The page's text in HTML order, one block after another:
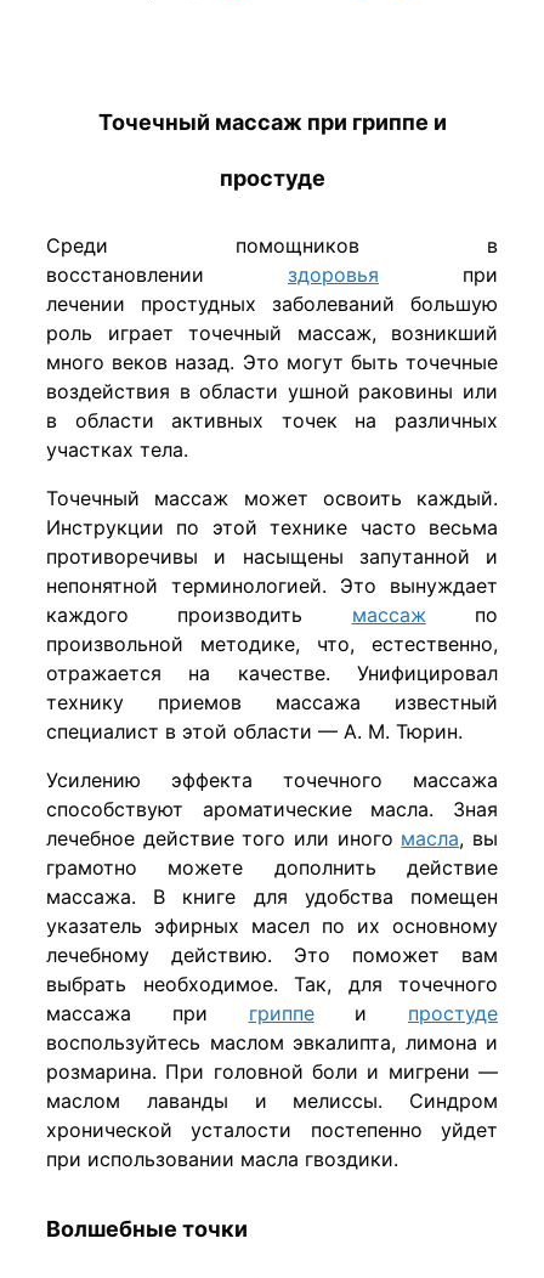
Точечный массаж при гриппе и
простуде
Среди помощников в
восстановлении здоровья при
лечении простудных заболеваний большую
роль играет точечный массаж, возникший
много веков назад. Это могут быть точечные
воздействия в области ушной раковины или
в области активных точек на различных
участках тела.
Точечный массаж может освоить каждый.
Инструкции по этой технике часто весьма
противоречивы и насыщены запутанной и
непонятной терминологией. Это вынуждает
каждого производить массажпо
произвольной методике, что, естественно,
отражается на качестве. Унифицировал
технику приемов массажа известный
специалист в этой области — А. М. Тюрин.
Усилению эффекта точечного массажа
способствуют ароматические масла. Зная
лечебное действие того или иного масла, вы
грамотно можете дополнить действие
массажа. В книге для удобства помещен
указатель эфирных масел по их основному
лечебному действию. Это поможет вам
выбрать необходимое. Так, для точечного
массажа при гриппеи простуде
воспользуйтесь маслом эвкалипта, лимона и
розмарина. При головной боли и мигрени —
маслом лаванды и мелиссы. Синдром
хронической усталости постепенно уйдет
при использовании масла гвоздики.
Волшебные точки